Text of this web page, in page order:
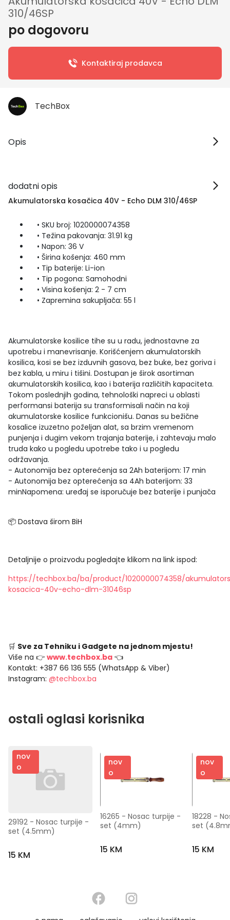
310/46SP
po dogovoru
Kontaktiraj prodavca
TechBox
Opis
dodatni opis
Akumulatorska kosačica 40V - Echo DLM 310/46SP
• SKU broj: 1020000074358
• Težina pakovanja: 31.91 kg
• Napon: 36 V
• Širina košenja: 460 mm
• Tip baterije: Li-ion
• Tip pogona: Samohodni
• Visina košenja: 2 - 7 cm
• Zapremina sakupljača: 55 l
Akumulatorske kosilice tihe su u radu, jednostavne za
upotrebu i manevrisanje. Korišćenjem akumulatorskih
kosilica, kosi se bez izduvnih gasova, bez buke, bez goriva i
bez kabla, u miru i tišini. Dostupan je širok asortiman
akumulatorskih kosilica, kao i baterija različitih kapaciteta.
Tokom poslednjih godina, tehnološki napreci u oblasti
performansi baterija su transformisali način na koji
akumulatorske kosilice funkcionišu. Danas su bežične
kosalice izuzetno poželjan alat, sa brzim vremenom
punjenja i dugim vekom trajanja baterije, i zahtevaju malo
truda kako u pogledu upotrebe tako i u pogledu
održavanja.
- Autonomija bez opterećenja sa 2Ah baterijom: 17 min
- Autonomija bez opterećenja sa 4Ah baterijom: 33
minNapomena: uređaj se isporučuje bez baterije i punjača
📦 Dostava širom BiH
Detaljnije o proizvodu pogledajte klikom na link ispod:
https://techbox.ba/ba/product/1020000074358/
kosacica-40v-echo-dlm-31046sp
🛒 Sve za Tehniku i Gadgete na jednom mjestu!
Više na 👉 www.techbox.ba 👈
Kontakt: +387 66 136 555 (WhatsApp & Viber)
Instagram: @techbox.ba
ostali oglasi korisnika
nov
o
29192 - Nosac turpije -
set (4.5mm)
15 KM
nov
o
16265 - Nosac turpije -
set (4mm)
15 KM
nov
o
18228 -
set
15 KM